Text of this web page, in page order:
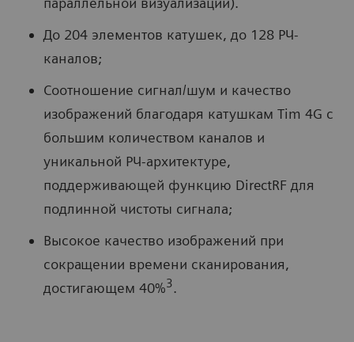
До 204 элементов катушек, до 128 РЧ-
каналов;
Соотношение сигнал/шум и качество
изображений благодаря катушкам Tim 4G с
большим количеством каналов и
уникальной РЧ-архитектуре,
поддерживающей функцию DirectRF для
подлинной чистоты сигнала;
Высокое качество изображений при
сокращении времени сканирования,
достигающем 40%3.